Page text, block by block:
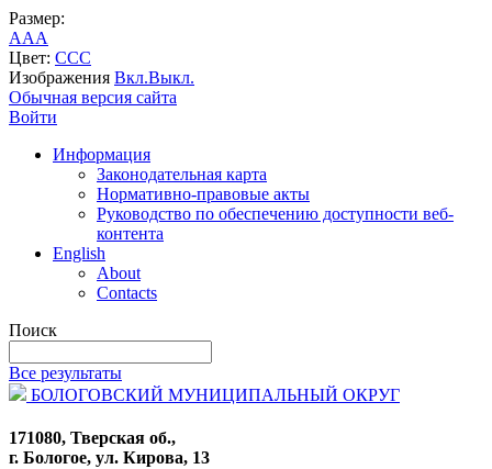
Размер:
AAA
Цвет: CCC
Изображения Вкл.Выкл.
Обычная версия сайта
Войти
Информация
Законодательная карта
Нормативно-правовые акты
Руководство по обеспечению доступности веб-
контента
English
About
Contacts
Поиск
Все результаты
БОЛОГОВСКИЙ МУНИЦИПАЛЬНЫЙ ОКРУГ
171080, Тверская об.,
г. Бологое, ул. Кирова, 13